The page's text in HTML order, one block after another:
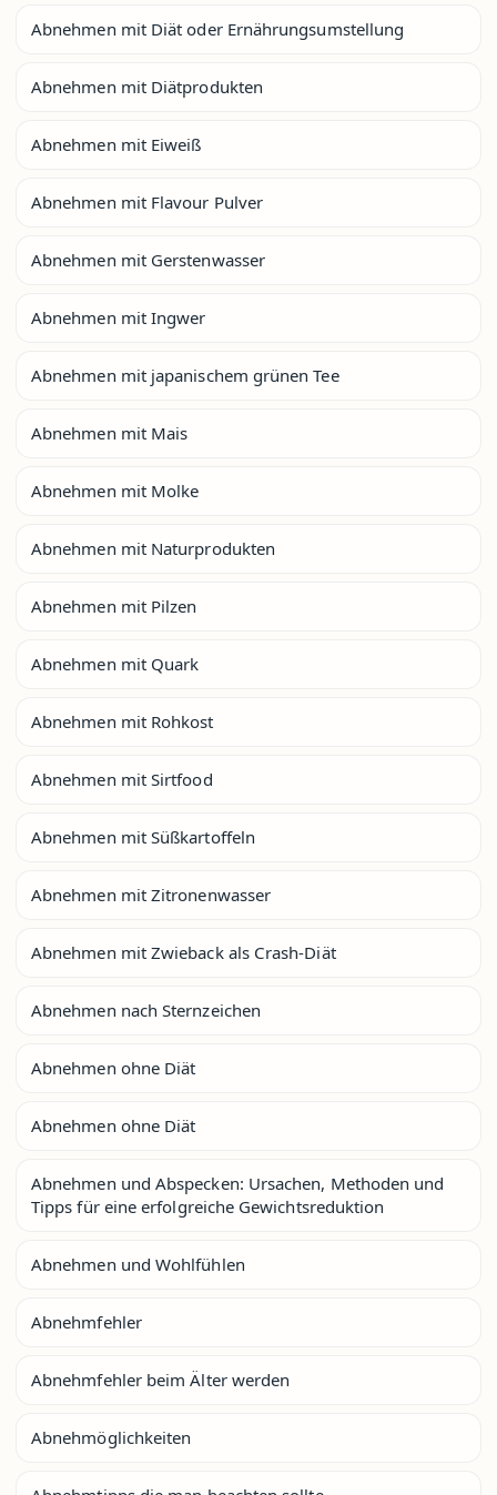
Abnehmen mit Diät oder Ernährungsumstellung
Abnehmen mit Diätprodukten
Abnehmen mit Eiweiß
Abnehmen mit Flavour Pulver
Abnehmen mit Gerstenwasser
Abnehmen mit Ingwer
Abnehmen mit japanischem grünen Tee
Abnehmen mit Mais
Abnehmen mit Molke
Abnehmen mit Naturprodukten
Abnehmen mit Pilzen
Abnehmen mit Quark
Abnehmen mit Rohkost
Abnehmen mit Sirtfood
Abnehmen mit Süßkartoffeln
Abnehmen mit Zitronenwasser
Abnehmen mit Zwieback als Crash-Diät
Abnehmen nach Sternzeichen
Abnehmen ohne Diät
Abnehmen ohne Diät
Abnehmen und Abspecken: Ursachen, Methoden und
Tipps für eine erfolgreiche Gewichtsreduktion
Abnehmen und Wohlfühlen
Abnehmfehler
Abnehmfehler beim Älter werden
Abnehmöglichkeiten